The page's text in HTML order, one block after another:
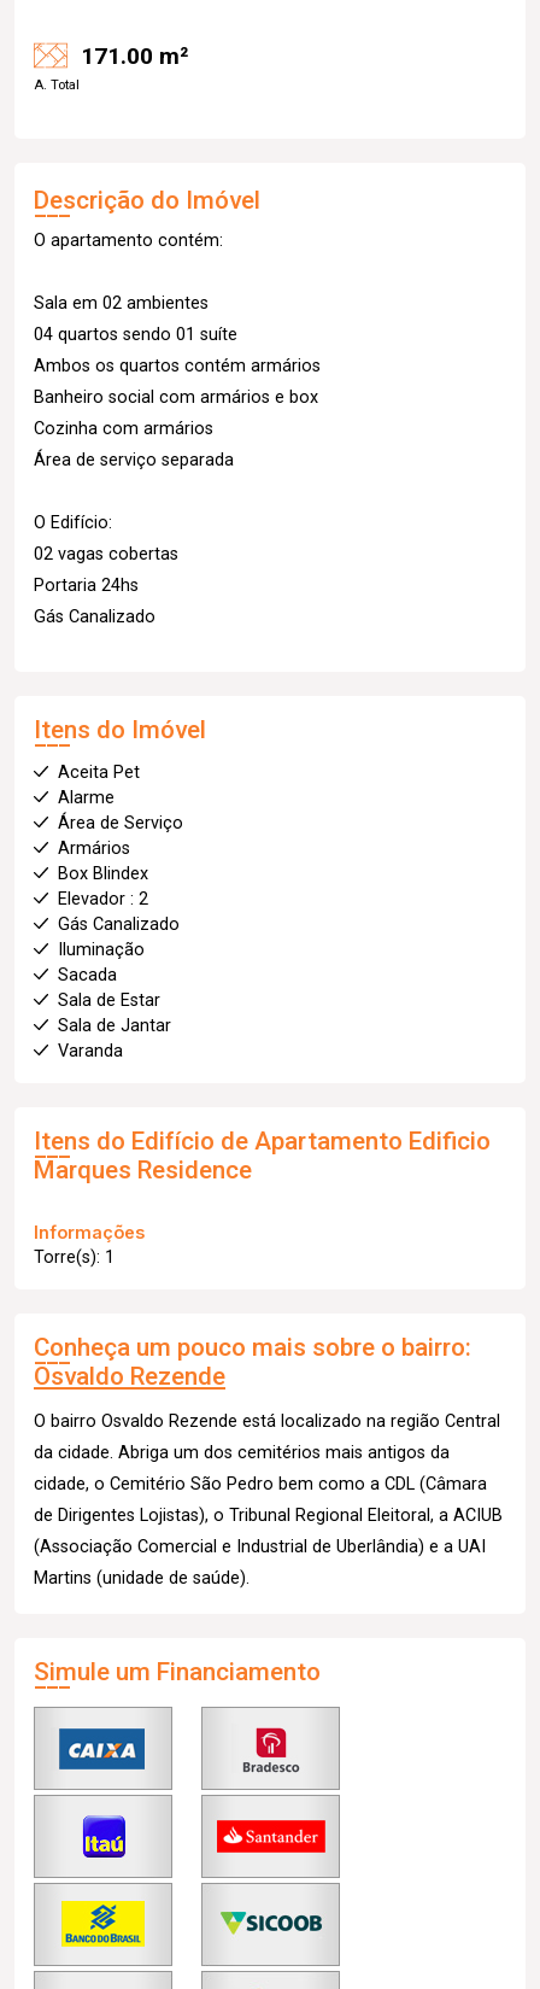
171.00 m²
A. Total
Descrição do Imóvel
O apartamento contém:
Sala em 02 ambientes
04 quartos sendo 01 suíte
Ambos os quartos contém armários
Banheiro social com armários e box
Cozinha com armários
Área de serviço separada
O Edifício:
02 vagas cobertas
Portaria 24hs
Gás Canalizado
Itens do Imóvel
Aceita Pet
Alarme
Área de Serviço
Armários
Box Blindex
Elevador : 2
Gás Canalizado
Iluminação
Sacada
Sala de Estar
Sala de Jantar
Varanda
Itens do Edifício de Apartamento Edificio
Marques Residence
Informações
Torre(s): 1
Conheça um pouco mais sobre o bairro:
Osvaldo Rezende
O bairro Osvaldo Rezende está localizado na região Central
da cidade. Abriga um dos cemitérios mais antigos da
cidade, o Cemitério São Pedro bem como a CDL (Câmara
de Dirigentes Lojistas), o Tribunal Regional Eleitoral, a ACIUB
(Associação Comercial e Industrial de Uberlândia) e a UAI
Martins (unidade de saúde).
Simule um Financiamento